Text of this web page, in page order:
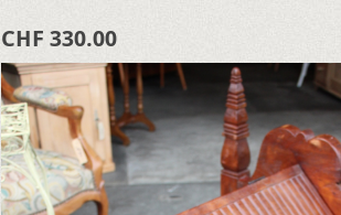
CHF 330.00